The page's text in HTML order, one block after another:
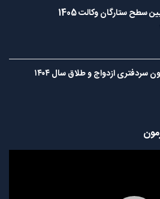
سطح ستارگان وکالت 1405
سردفتری ازدواج و طلاق سال ۱۴۰۴